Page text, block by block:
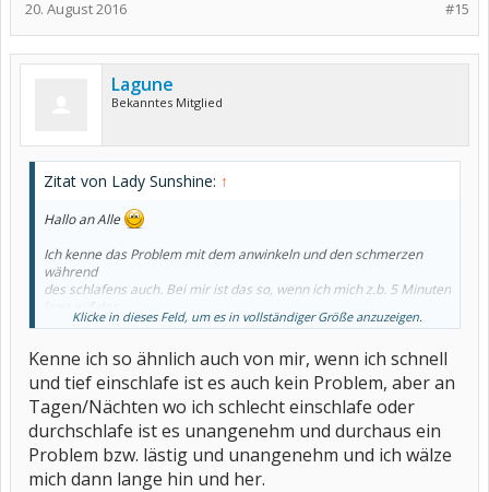
#15
20. August 2016
Lagune
Bekanntes Mitglied
Zitat von Lady Sunshine: ↑
Hallo an Alle
Ich kenne das Problem mit dem anwinkeln und den schmerzen
während
des schlafens auch. Bei mir ist das so, wenn ich mich z.b. 5 Minuten
linken Seite lege und die Beine anwinkele, dann muss ich nach den
neue Position haben, also ich muss mich irgendwie immer wieder,
weil ich irgendwie
schmerzen habe oder die Gelenke und Körperregionen sich
"langweilen" oder ich weiss
jetzt nicht wie ich das nennen kann aber ich muss immer wieder
eine neue Schlafposition
finden um überhaupt richtig zu schlafen. Nach dem aufstehen fühlt
sich mein ganzer Körper
Klicke in dieses Feld, um es in vollständiger Größe anzuzeigen.
Kenne ich so ähnlich auch von mir, wenn ich schnell
und tief einschlafe ist es auch kein Problem, aber an
Tagen/Nächten wo ich schlecht einschlafe oder
durchschlafe ist es unangenehm und durchaus ein
Problem bzw. lästig und unangenehm und ich wälze
mich dann lange hin und her.